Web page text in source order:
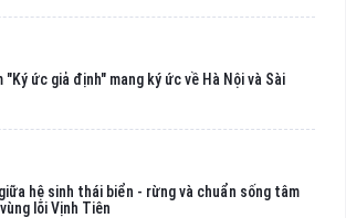
"Ký ức giả định" mang ký ức về Hà Nội và Sài
hệ sinh thái biển - rừng và chuẩn sống tâm
lõi Vịnh Tiên